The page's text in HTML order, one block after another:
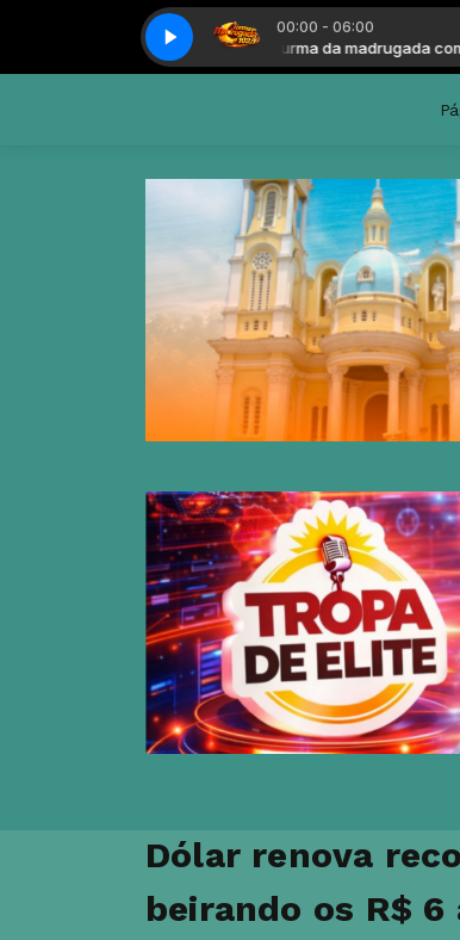
00:00 - 06:00
com Léo Guedes Turma da madrugada com Léo
Dólar renova
beirando os R$